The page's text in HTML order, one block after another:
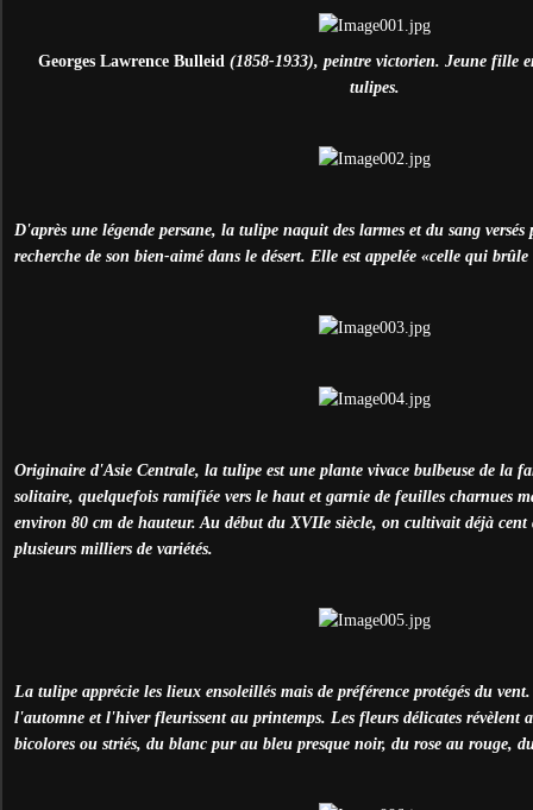
Georges Lawrence Bulleid (1858-1933), peintre victorien. Jeune fille
tulipes.
D'après une légende persane, la tulipe naquit des larmes et du sang
recherche de son bien-aimé dans le désert. Elle est appelée «celle qui
Originaire d'Asie Centrale, la tulipe est une plante vivace bulbeuse de la
solitaire, quelquefois ramifiée vers le haut et garnie de feuilles charnues
environ 80 cm de hauteur. Au début du XVIIe siècle, on cultivait déjà cent
plusieurs milliers de variétés.
La tulipe apprécie les lieux ensoleillés mais de préférence protégés du
l'automne et l'hiver fleurissent au printemps. Les fleurs délicates révèlent
bicolores ou striés, du blanc pur au bleu presque noir, du rose au rouge,